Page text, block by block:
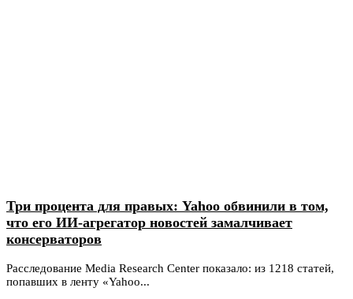
Три процента для правых: Yahoo обвинили в том,
что его ИИ-агрегатор новостей замалчивает
консерваторов
Расследование Media Research Center показало: из 1218 статей,
попавших в ленту «Yahoo...